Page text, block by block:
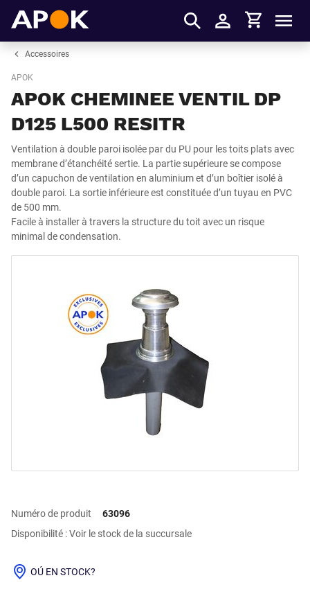
S'identifier
Panier
Accessoires
APOK
APOK CHEMINEE VENTIL DP
D125 L500 RESITR
Ventilation à double paroi isolée par du PU pour les toits plats avec
membrane d’étanchéité sertie. La partie supérieure se compose
d’un capuchon de ventilation en aluminium et d’un boîtier isolé à
double paroi. La sortie inférieure est constituée d’un tuyau en PVC
de 500 mm.
Facile à installer à travers la structure du toit avec un risque
minimal de condensation.
Numéro de produit
63096
Disponibilité : Voir le stock de la succursale
OÚ EN STOCK?